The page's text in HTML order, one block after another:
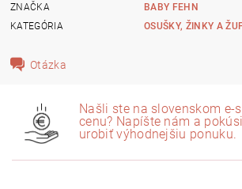
ZNAČKA
BABY FEHN
KATEGÓRIA
OSUŠKY, ŽINKY A
Otázka
Našli ste na slovenskom e-
cenu? Napíšte nám a
urobiť výhodnejšiu ponuku.